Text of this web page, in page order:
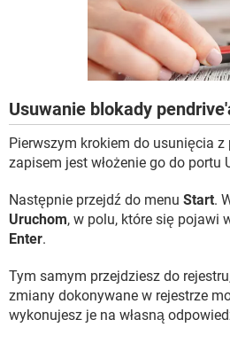
Usuwanie blokady
Pierwszym krokiem do usunięcia z
zapisem jest włożenie go do portu
Następnie przejdź do menu Start.
Uruchom, w polu, które się pojawi
Enter.
Tym samym przejdziesz do
zmiany dokonywane w rejestrze
wykonujesz je na własną